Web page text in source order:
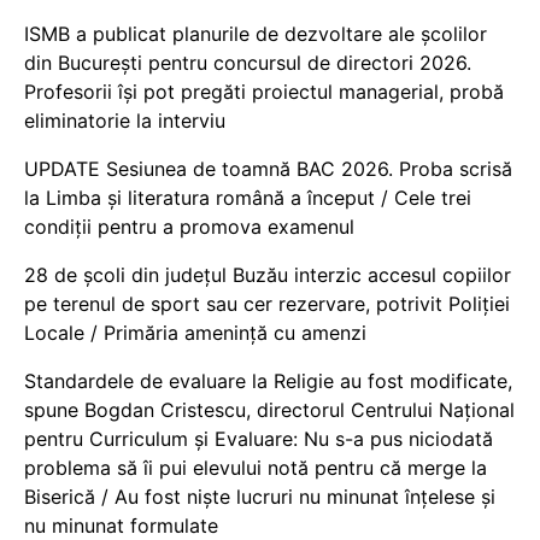
ISMB a publicat planurile de dezvoltare ale școlilor
din București pentru concursul de directori 2026.
Profesorii își pot pregăti proiectul managerial, probă
eliminatorie la interviu
UPDATE Sesiunea de toamnă BAC 2026. Proba scrisă
la Limba și literatura română a început / Cele trei
condiții pentru a promova examenul
28 de școli din județul Buzău interzic accesul copiilor
pe terenul de sport sau cer rezervare, potrivit Poliției
Locale / Primăria amenință cu amenzi
Standardele de evaluare la Religie au fost modificate,
spune Bogdan Cristescu, directorul Centrului Național
pentru Curriculum și Evaluare: Nu s-a pus niciodată
problema să îi pui elevului notă pentru că merge la
Biserică / Au fost niște lucruri nu minunat înțelese și
nu minunat formulate